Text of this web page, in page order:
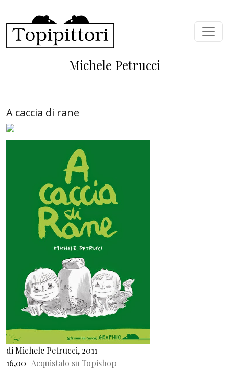
Michele Petrucci
A caccia di rane
di Michele Petrucci, 2011
16,00 | Acquistalo su Topishop